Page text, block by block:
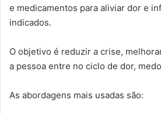
e medicamentos para aliviar dor e
indicados.
O objetivo é reduzir a crise,
a pessoa entre no ciclo de dor,
As abordagens mais usadas são: